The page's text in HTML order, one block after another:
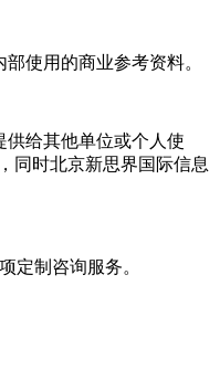
使用的商业参考资料。
给其他单位或个人使
同时北京新思界国际信息
定制咨询服务。